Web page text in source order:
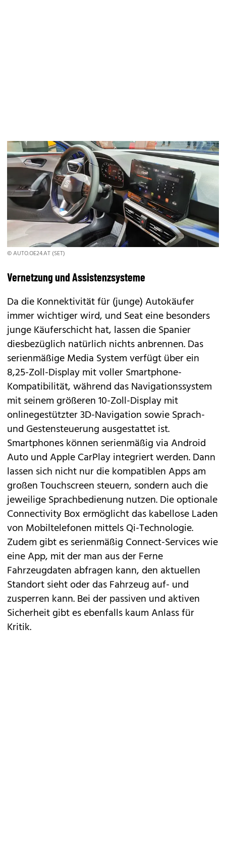
© AUTO.OE24.AT (SET)
Vernetzung und Assistenzsysteme
Da die Konnektivität für (junge) Autokäufer
immer wichtiger wird, und Seat eine besonders
junge Käuferschicht hat, lassen die Spanier
diesbezüglich natürlich nichts anbrennen. Das
serienmäßige Media System verfügt über ein
8,25-Zoll-Display mit voller Smartphone-
Kompatibilität, während das Navigationssystem
mit seinem größeren 10-Zoll-Display mit
onlinegestützter 3D-Navigation sowie Sprach-
und Gestensteuerung ausgestattet ist.
Smartphones können serienmäßig via Android
Auto und Apple CarPlay integriert werden. Dann
lassen sich nicht nur die kompatiblen Apps am
großen Touchscreen steuern, sondern auch die
jeweilige Sprachbedienung nutzen. Die optionale
Connectivity Box ermöglicht das kabellose Laden
von Mobiltelefonen mittels Qi-Technologie.
Zudem gibt es serienmäßig Connect-Services wie
eine App, mit der man aus der Ferne
Fahrzeugdaten abfragen kann, den aktuellen
Standort sieht oder das Fahrzeug auf- und
zusperren kann. Bei der passiven und aktiven
Sicherheit gibt es ebenfalls kaum Anlass für
Kritik.